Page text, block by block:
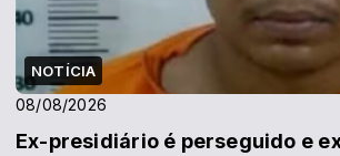
NOTÍCIA
08/08/2026
Ex-presidiário é perseguido e